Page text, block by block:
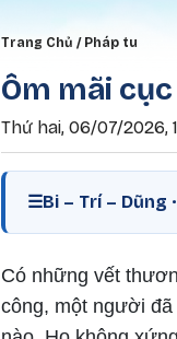
Trang Chủ Pháp tu
Ôm mãi
Thứ hai, 06/07/2026,
☰Bi – Trí – Dũng
Có những vết
công, một người